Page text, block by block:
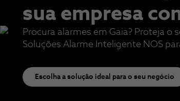
sua empresa​
Procura alarmes em Gaia? Proteja o
Soluções Alarme Inteligente NOS
Escolha a solução ideal para o seu negócio